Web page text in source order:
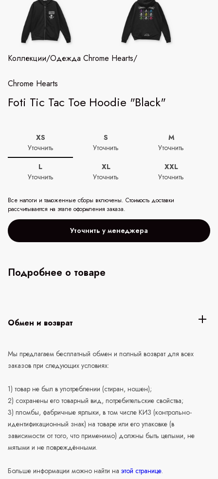
Коллекции/Одежда Chrome Hearts/
Chrome Hearts
Foti Tic Tac Toe Hoodie "Black"
XS
Уточнить
S
Уточнить
M
Уточнить
L
Уточнить
XL
Уточнить
XXL
Уточнить
Все налоги и таможенные сборы включены. Стоимость доставки
рассчитывается на этапе оформления заказа.
Уточнить у менеджера
Подробнее о товаре
Обмен и возврат
Мы предлагаем бесплатный обмен и полный возврат для всех
заказов при следующих условиях:
1) товар не был в употреблении (стиран, ношен);
2) сохранены его товарный вид, потребительские свойства;
3) пломбы, фабричные ярлыки, в том числе КИЗ (контрольно-
идентификационный знак) на товаре или его упаковке (в
зависимости от того, что применимо) должны быть целыми, не
мятыми и не повреждёнными.
Больше информации можно найти на этой странице.